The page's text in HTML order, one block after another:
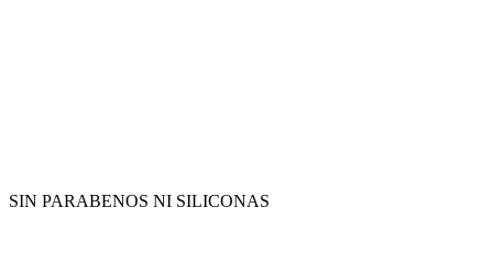
SIN PARABENOS NI SILICONAS